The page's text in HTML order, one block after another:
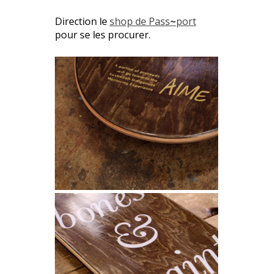
Direction le shop de Pass~port
pour se les procurer.